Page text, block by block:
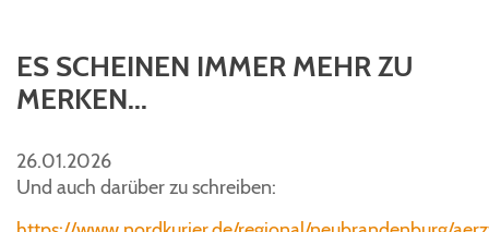
ES SCHEINEN IMMER MEHR ZU
MERKEN...
26.01.2026
Und auch darüber zu schreiben: